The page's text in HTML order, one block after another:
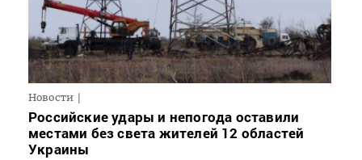
Новости
Российские удары и непогода оставили
местами без света жителей 12 областей
Украины